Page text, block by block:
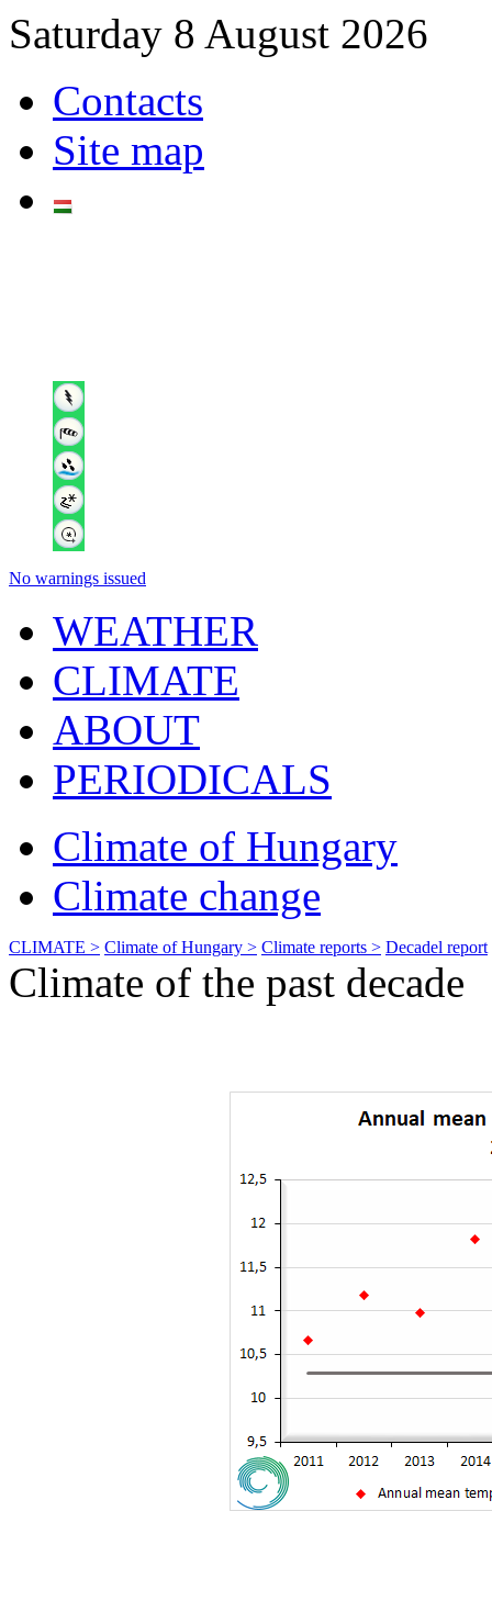
Saturday 8 August 2026
Contacts
Site map
No warnings issued
WEATHER
CLIMATE
ABOUT
PERIODICALS
Climate of Hungary
Climate change
CLIMATE > Climate of Hungary > Climate reports > Decadel report
Climate of the past decade